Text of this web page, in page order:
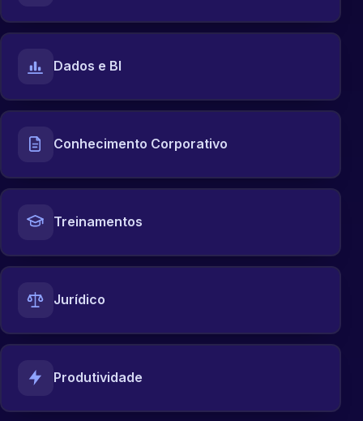
Dados e BI
Conhecimento Corporativo
Treinamentos
Jurídico
Produtividade